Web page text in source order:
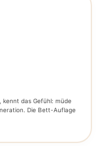
das Gefühl: müde
Die Bett-Auflage